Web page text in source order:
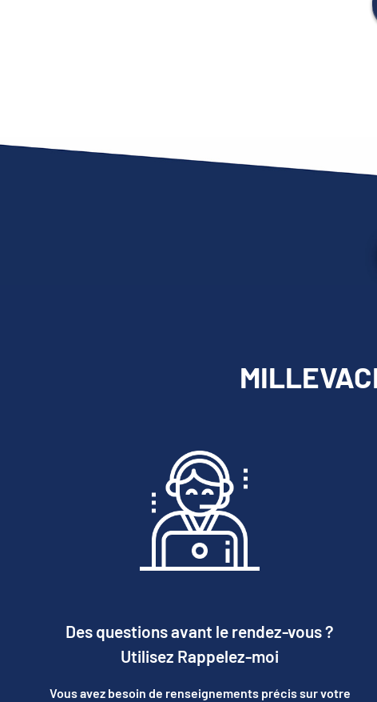
Des questions avant le rendez-vous ?
Utilisez Rappelez-moi
Vous avez besoin de renseignements précis sur votre